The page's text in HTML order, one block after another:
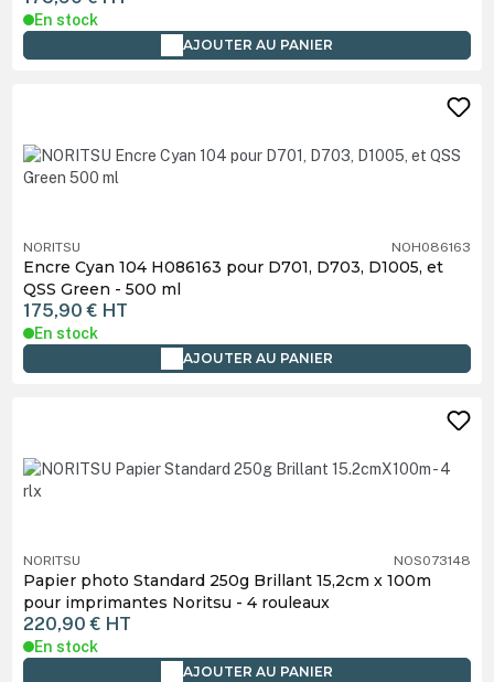
En stock
AJOUTER AU PANIER
NORITSU NOH086163
Encre Cyan 104 H086163 pour D701, D703, D1005, et
QSS Green - 500 ml
175,90 € HT
En stock
AJOUTER AU PANIER
NORITSU NOS073148
Papier photo Standard 250g Brillant 15,2cm x 100m
pour imprimantes Noritsu - 4 rouleaux
220,90 € HT
En stock
AJOUTER AU PANIER